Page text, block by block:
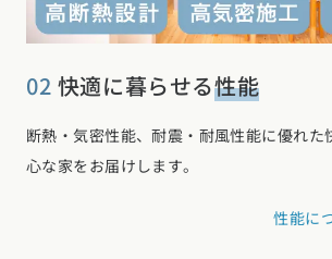
02 快適に暮らせる性能
断熱・気密性能、耐震・耐風性能に優れた
心な家をお届けします。
性能に
位置情報を元に
現在地から探す
北海道・東北エリア
北海道 (3)青森県 (2)岩手県 (1)宮城県 (0)
福島県 (4)
埼玉県 (19)千葉